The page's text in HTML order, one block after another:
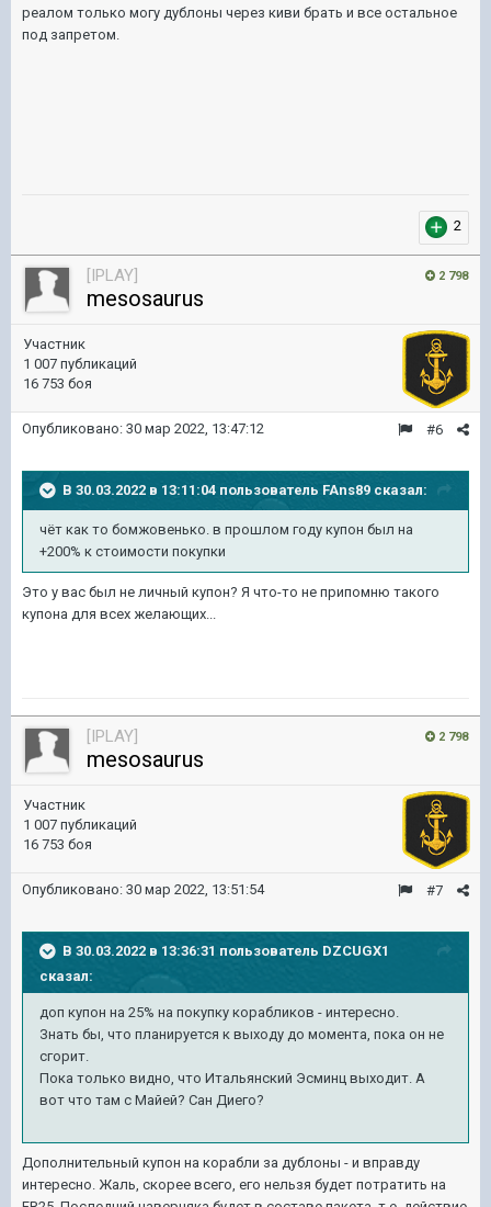
реалом только могу дублоны через киви брать и все остальное
под запретом.
2
2 798
[IPLAY]
mesosaurus
Участник
1 007 публикаций
16 753 боя
#6
Опубликовано: 30 мар 2022, 13:47:12
В 30.03.2022 в 13:11:04 пользователь FAns89 сказал:
чёт как то бомжовенько. в прошлом году купон был на
+200% к стоимости покупки
Это у вас был не личный купон? Я что-то не припомню такого
купона для всех желающих...
2 798
[IPLAY]
mesosaurus
Участник
1 007 публикаций
16 753 боя
#7
Опубликовано: 30 мар 2022, 13:51:54
В 30.03.2022 в 13:36:31 пользователь DZCUGX1
сказал:
доп купон на 25% на покупку корабликов - интересно.
Знать бы, что планируется к выходу до момента, пока он не
сгорит.
Пока только видно, что Итальянский Эсминц выходит. А
вот что там с Майей? Сан Диего?
Дополнительный купон на корабли за дублоны - и вправду
интересно. Жаль, скорее всего, его нельзя будет потратить на